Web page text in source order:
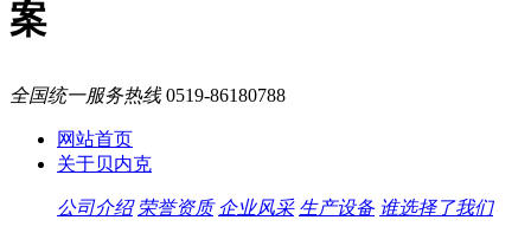
案
全国统一服务热线0519-86180788
网站首页
关于贝内克
公司介绍 荣誉资质 企业风采 生产设备 谁选择了我们